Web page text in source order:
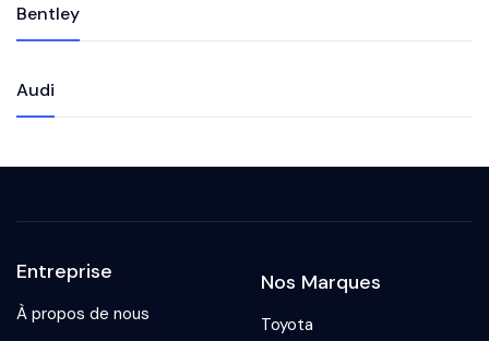
Bentley
Audi
Entreprise
À propos de nous
Nos Marques
Toyota